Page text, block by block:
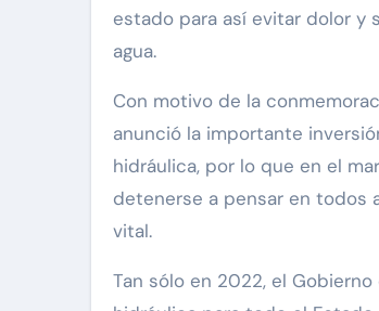
estado para así evitar dolor y
agua.
Con motivo de la
anunció la importante
hidráulica, por lo que en el
detenerse a pensar en todos
vital.
Tan sólo en 2022, el